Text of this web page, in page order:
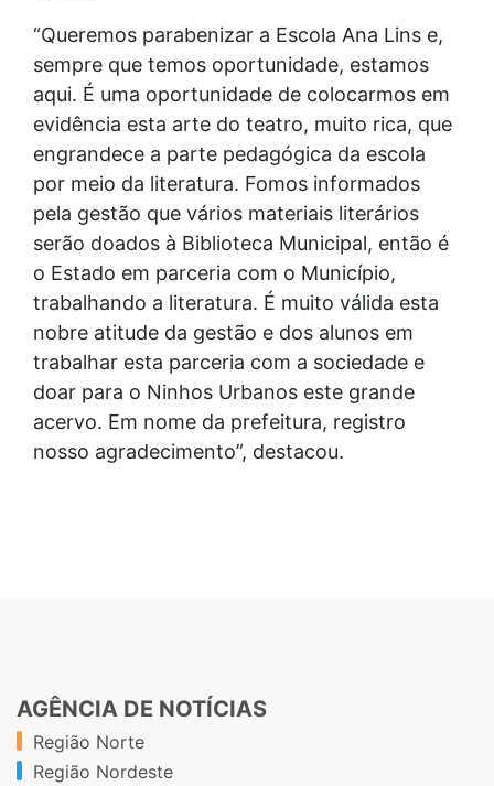
“Queremos parabenizar a Escola Ana Lins e,
sempre que temos oportunidade, estamos
aqui. É uma oportunidade de colocarmos em
evidência esta arte do teatro, muito rica, que
engrandece a parte pedagógica da escola
por meio da literatura. Fomos informados
pela gestão que vários materiais literários
serão doados à Biblioteca Municipal, então é
o Estado em parceria com o Município,
trabalhando a literatura. É muito válida esta
nobre atitude da gestão e dos alunos em
trabalhar esta parceria com a sociedade e
doar para o Ninhos Urbanos este grande
acervo. Em nome da prefeitura, registro
nosso agradecimento”, destacou.
AGÊNCIA DE NOTÍCIAS
Região Norte
Região Nordeste